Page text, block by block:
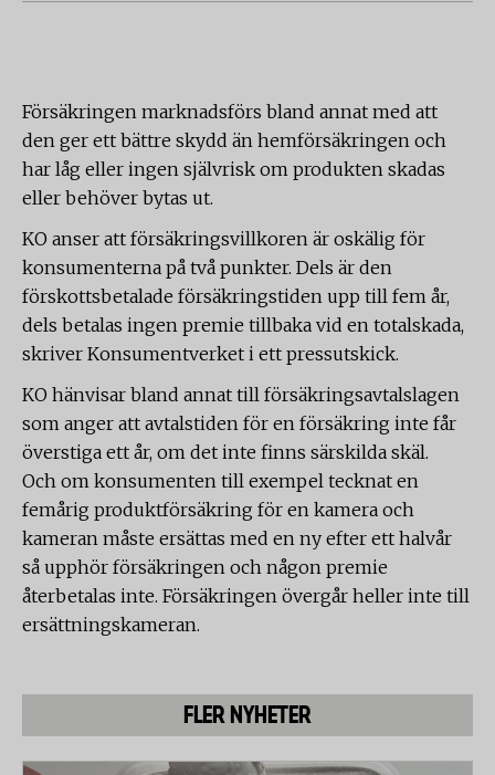
Försäkringen marknadsförs bland annat med att
den ger ett bättre skydd än hemförsäkringen och
har låg eller ingen självrisk om produkten skadas
eller behöver bytas ut.
KO anser att försäkringsvillkoren är oskälig för
konsumenterna på två punkter. Dels är den
förskottsbetalade försäkringstiden upp till fem år,
dels betalas ingen premie tillbaka vid en totalskada,
skriver Konsumentverket i ett pressutskick.
KO hänvisar bland annat till försäkringsavtalslagen
som anger att avtalstiden för en försäkring inte får
överstiga ett år, om det inte finns särskilda skäl.
Och om konsumenten till exempel tecknat en
femårig produktförsäkring för en kamera och
kameran måste ersättas med en ny efter ett halvår
så upphör försäkringen och någon premie
återbetalas inte. Försäkringen övergår heller inte till
ersättningskameran.
FLER NYHETER